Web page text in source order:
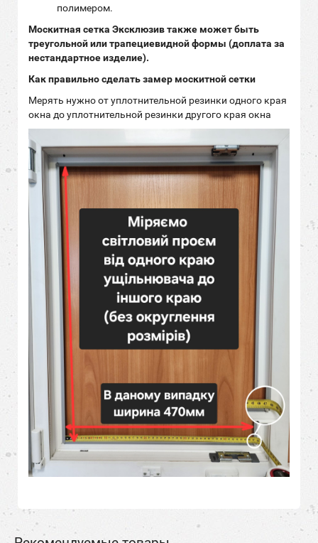
полимером.
Москитная сетка Эксклюзив также может быть
треугольной или трапециевидной формы (доплата за
нестандартное изделие).
Как правильно сделать замер москитной сетки
Мерять нужно от уплотнительной резинки одного края
окна до уплотнительной резинки другого края окна